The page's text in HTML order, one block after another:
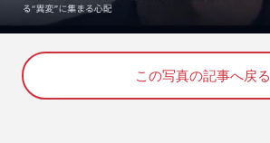
U
n
u
o
d
:
この写真の記事へ戻る